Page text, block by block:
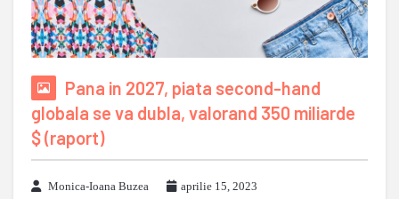
Pana in 2027, piata second-hand
globala se va dubla, valorand 350 miliarde
$ (raport)
Monica-Ioana Buzea
aprilie 15, 2023